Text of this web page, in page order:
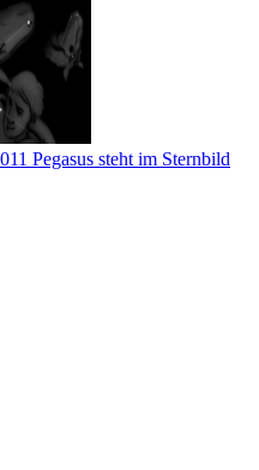
Pegasus steht im Sternbild